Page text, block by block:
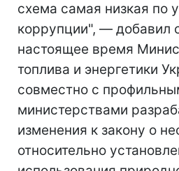
схема самая низкая по
коррупции", — добавил
настоящее время
топлива и энергетики
совместно с
министерствами
изменения к закону о
относительно